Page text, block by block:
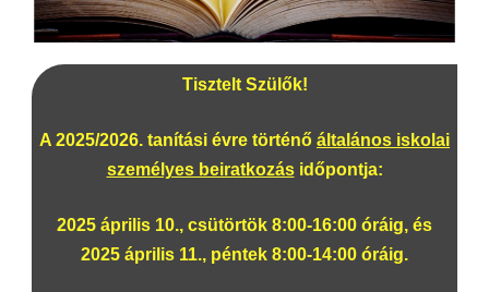
Tisztelt Szülők!
A 2025/2026. tanítási évre történő általános iskolai
személyes beiratkozásidőpontja:
2025 április 10., csütörtök 8:00-16:00 óráig, és
2025 április 11., péntek 8:00-14:00 óráig.